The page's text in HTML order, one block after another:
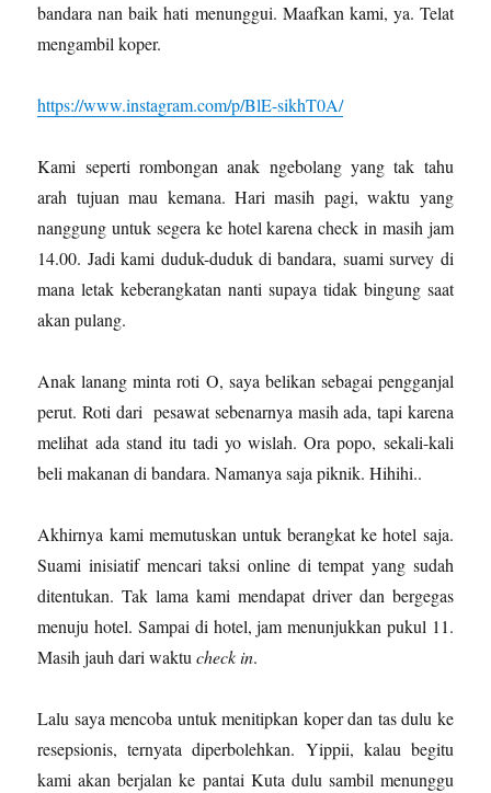
bandara nan baik hati menunggui. Maafkan kami, ya. Telat
mengambil koper.
https://www.instagram.com/p/BlE-sikhT0A/
Kami seperti rombongan anak ngebolang yang tak tahu
arah tujuan mau kemana. Hari masih pagi, waktu yang
nanggung untuk segera ke hotel karena check in masih jam
14.00. Jadi kami duduk-duduk di bandara, suami survey di
mana letak keberangkatan nanti supaya tidak bingung saat
akan pulang.
Anak lanang minta roti O, saya belikan sebagai pengganjal
perut. Roti dari pesawat sebenarnya masih ada, tapi karena
melihat ada stand itu tadi yo wislah. Ora popo, sekali-kali
beli makanan di bandara. Namanya saja piknik. Hihihi..
Akhirnya kami memutuskan untuk berangkat ke hotel saja.
Suami inisiatif mencari taksi online di tempat yang sudah
ditentukan. Tak lama kami mendapat driver dan bergegas
menuju hotel. Sampai di hotel, jam menunjukkan pukul 11.
Masih jauh dari waktucheck in.
Lalu saya mencoba untuk menitipkan koper dan tas dulu ke
resepsionis, ternyata diperbolehkan. Yippii, kalau begitu
kami akan berjalan ke pantai Kuta dulu sambil menunggu